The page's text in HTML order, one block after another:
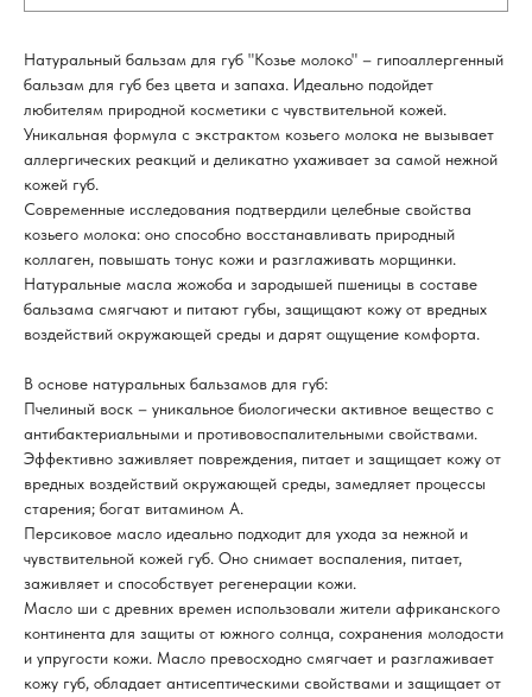
Натуральный бальзам для губ "Козье молоко" – гипоаллергенный
бальзам для губ без цвета и запаха. Идеально подойдет
любителям природной косметики с чувствительной кожей.
Уникальная формула с экстрактом козьего молока не вызывает
аллергических реакций и деликатно ухаживает за самой нежной
кожей губ.
Современные исследования подтвердили целебные свойства
козьего молока: оно способно восстанавливать природный
коллаген, повышать тонус кожи и разглаживать морщинки.
Натуральные масла жожоба и зародышей пшеницы в составе
бальзама смягчают и питают губы, защищают кожу от вредных
воздействий окружающей среды и дарят ощущение комфорта.
В основе натуральных бальзамов для губ:
Пчелиный воск – уникальное биологически активное вещество с
антибактериальными и противовоспалительными свойствами.
Эффективно заживляет повреждения, питает и защищает кожу от
вредных воздействий окружающей среды, замедляет процессы
старения; богат витамином А.
Персиковое масло идеально подходит для ухода за нежной и
чувствительной кожей губ. Оно снимает воспаления, питает,
заживляет и способствует регенерации кожи.
Масло ши с древних времен использовали жители африканского
континента для защиты от южного солнца, сохранения молодости
и упругости кожи. Масло превосходно смягчает и разглаживает
кожу губ, обладает антисептическими свойствами и защищает от